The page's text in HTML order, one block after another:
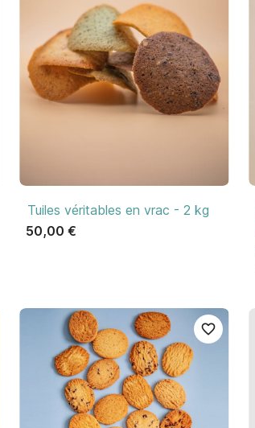
Aperçu rapide
Tuiles véritables en vrac - 2 kg
50,00 €
favorite_border